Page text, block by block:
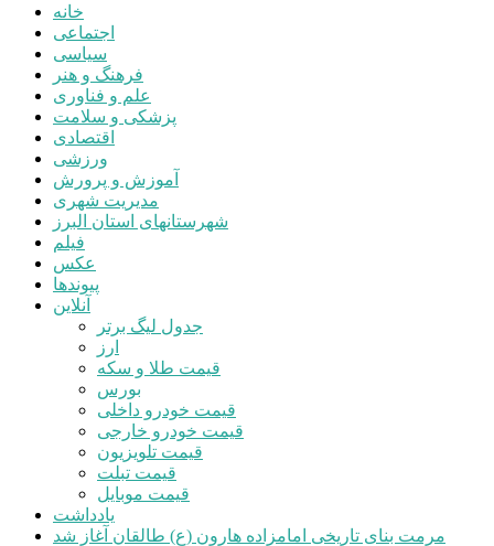
خانه
اجتماعی
سیاسی
فرهنگ و هنر
علم و فناوری
پزشکی و سلامت
اقتصادی
ورزشی
آموزش و پرورش
مدیریت شهری
شهرستانهای استان البرز
فیلم
عکس
پیوندها
آنلاین
جدول لیگ برتر
ارز
قیمت طلا و سکه
بورس
قیمت خودرو داخلی
قیمت خودرو خارجی
قیمت تلویزیون
قیمت تبلت
قیمت موبایل
یادداشت
مرمت بنای تاریخی امامزاده هارون (ع) طالقان آغاز شد